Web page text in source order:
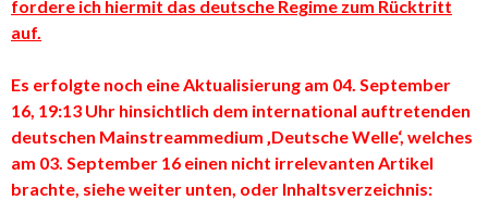
fordere ich hiermit das deutsche Regime zum Rücktritt
auf.
Es erfolgte noch eine Aktualisierung am 04. September
16, 19:13 Uhr hinsichtlich dem international auftretenden
deutschen Mainstreammedium ‚Deutsche Welle‘, welches
am 03. September 16 einen nicht irrelevanten Artikel
brachte, siehe weiter unten, oder Inhaltsverzeichnis: